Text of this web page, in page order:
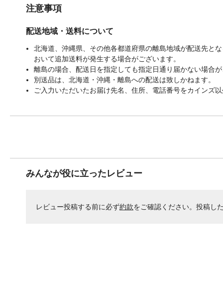
注意事項
配送地域・送料について
北海道、沖縄県、その他各都道府県の離島地域が配送先と
おいて追加送料が発生する場合がございます。
離島の場合、配送日を指定しても指定日通り届かない場合
別送品は、北海道・沖縄・離島への配送は致しかねます。
ご入力いただいたお届け先名、住所、電話番号をカインズ
みんなが役に立ったレビュー
レビュー投稿する前に必ず約款をご確認ください。投稿し